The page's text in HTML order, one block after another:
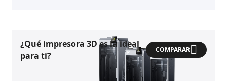
¿Qué impresora 3D es la ideal
para ti?
COMPARAR